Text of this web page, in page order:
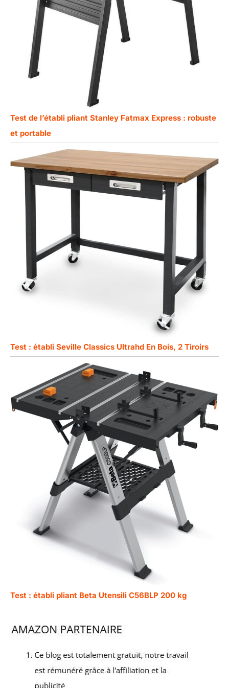
Test de l’établi pliant Stanley Fatmax Express : robuste
et portable
Test : établi Seville Classics Ultrahd En Bois, 2 Tiroirs
Test : établi pliant Beta Utensili C56BLP 200 kg